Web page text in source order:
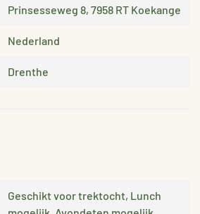
Prinsesseweg 8, 7958 RT Koekange
Nederland
Drenthe
Geschikt voor trektocht, Lunch